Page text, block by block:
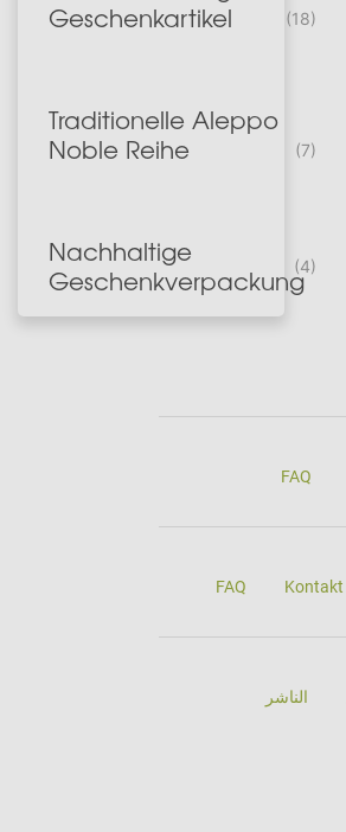
Geschenkartikel
(18)
Traditionelle Aleppo
Noble Reihe
(7)
Nachhaltige
Geschenkverpackung(4)
FAQ
FAQ Kontakt
الناشر